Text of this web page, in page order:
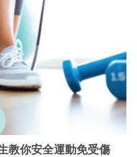
教你安全運動免受傷